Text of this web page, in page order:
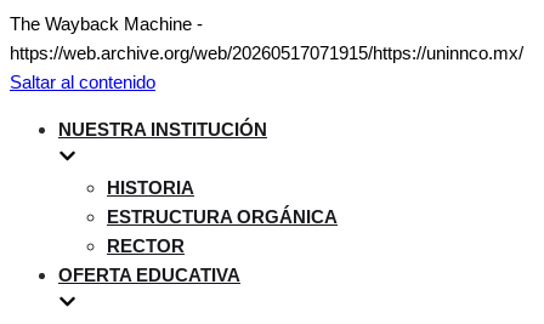
The Wayback Machine -
https://web.archive.org/web/20260517071915/https://uninnco.mx/
Saltar al contenido
NUESTRA INSTITUCIÓN
HISTORIA
ESTRUCTURA ORGÁNICA
RECTOR
OFERTA EDUCATIVA